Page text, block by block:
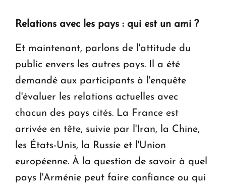
Relations avec les pays : qui est un ami ?
Et maintenant, parlons de l'attitude du
public envers les autres pays. Il a été
demandé aux participants à l'enquête
d'évaluer les relations actuelles avec
chacun des pays cités. La France est
arrivée en tête, suivie par l'Iran, la Chine,
les États-Unis, la Russie et l'Union
européenne. À la question de savoir à quel
pays l'Arménie peut faire confiance ou qui